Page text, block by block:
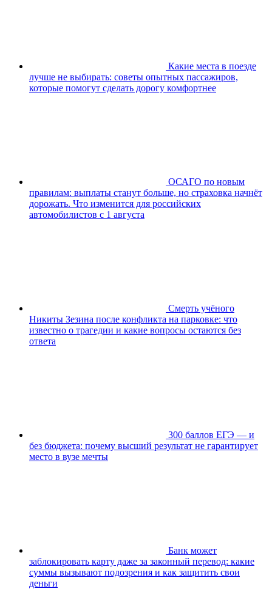
Какие места в поезде
лучше не выбирать: советы опытных пассажиров,
которые помогут сделать дорогу комфортнее
ОСАГО по новым
правилам: выплаты станут больше, но страховка начнёт
дорожать. Что изменится для российских
автомобилистов с 1 августа
Смерть учёного
Никиты Зезина после конфликта на парковке: что
известно о трагедии и какие вопросы остаются без
ответа
300 баллов ЕГЭ — и
без бюджета: почему высший результат не гарантирует
место в вузе мечты
Банк может
заблокировать карту даже за законный перевод: какие
суммы вызывают подозрения и как защитить свои
деньги